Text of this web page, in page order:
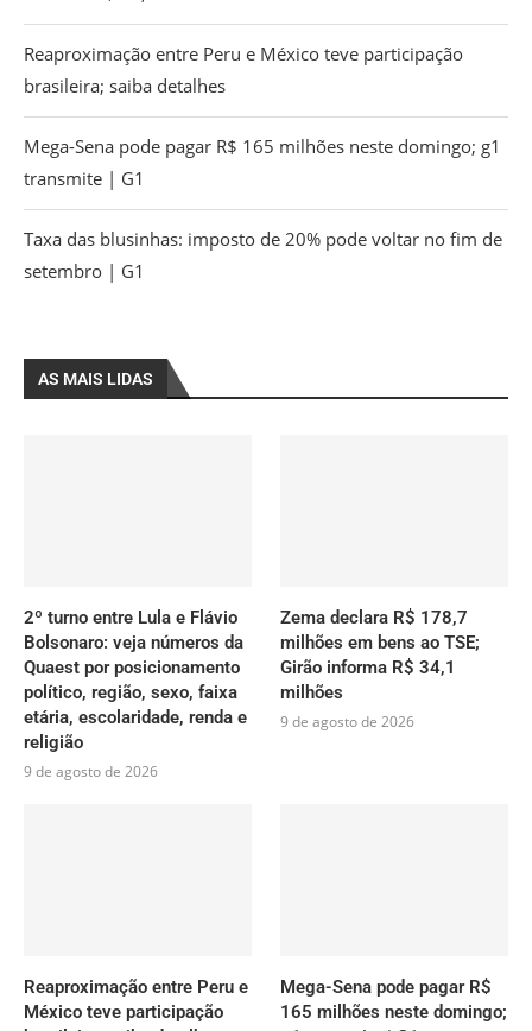
Reaproximação entre Peru e México teve participação
brasileira; saiba detalhes
Mega-Sena pode pagar R$ 165 milhões neste domingo; g1
transmite | G1
Taxa das blusinhas: imposto de 20% pode voltar no fim de
setembro | G1
AS MAIS LIDAS
2º turno entre Lula e Flávio
Bolsonaro: veja números da
Quaest por posicionamento
político, região, sexo, faixa
etária, escolaridade, renda e
religião
9 de agosto de 2026
Zema declara R$ 178,7
milhões em bens ao TSE;
Girão informa R$ 34,1
milhões
9 de agosto de 2026
Reaproximação entre Peru e
México teve participação
Mega-Sena pode pagar R$
165 milhões neste domingo;